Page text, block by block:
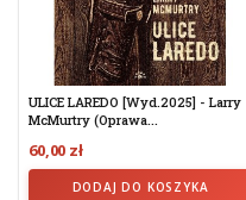
ULICE LAREDO [wyd.2025] - Larry
McMurtry (oprawa...
60,00 zł
DODAJ DO KOSZYKA